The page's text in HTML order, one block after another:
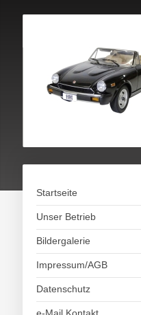
Startseite
Unser Betrieb
Bildergalerie
Impressum/AGB
Datenschutz